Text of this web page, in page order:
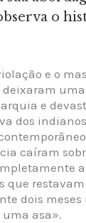
o
e o
e
dos
caíram
que
dois meses
uma asa».